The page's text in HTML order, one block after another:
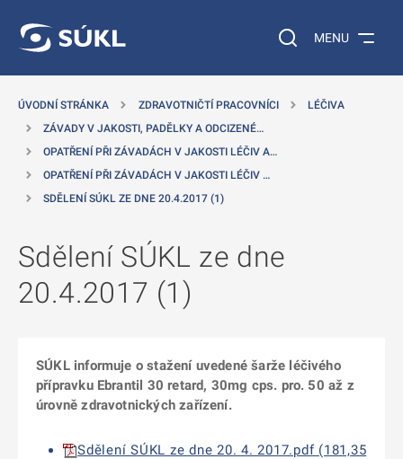
Vyhledávání na
MENU
ÚVODNÍ STRÁNKA ZDRAVOTNIČTÍ PRACOVNÍCI
LÉČIVA
ZÁVADY V JAKOSTI, PADĚLKY A ODCIZENÉ…
OPATŘENÍ PŘI ZÁVADÁCH V JAKOSTI LÉČIV A…
OPATŘENÍ PŘI ZÁVADÁCH V JAKOSTI LÉČIV …
SDĚLENÍ SÚKL ZE DNE 20.4.2017 (1)
Sdělení SÚKL ze dne
20.4.2017 (1)
SÚKL informuje o stažení uvedené šarže léčivého
přípravku Ebrantil 30 retard, 30mg cps. pro. 50 až z
úrovně zdravotnických zařízení.
Sdělení SÚKL ze dne 20. 4. 2017.pdf (181,35